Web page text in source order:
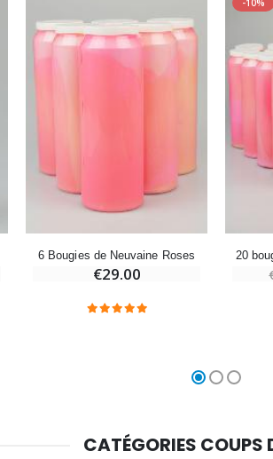
Croix Enfant en Bois Eglise Papillons et Arc-en-ciel 15 cm
6 Bougies de Neuvaine Roses
€29.00
-10%
20
CATÉGORIES COUPS